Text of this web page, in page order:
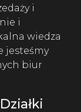
i
i
wiedza
jesteśmy
biur